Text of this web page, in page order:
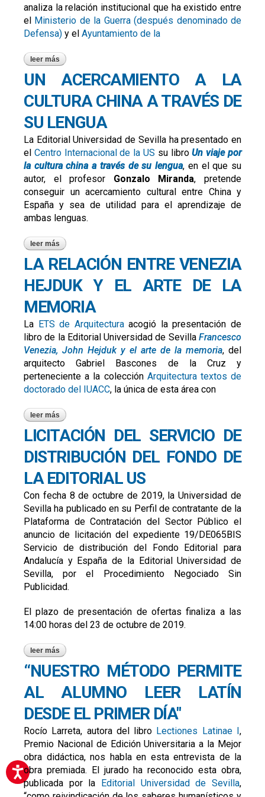
analiza la relación institucional que ha existido entre
el
Ministerio de la Guerra (después denominado de
Defensa) y el Ayuntamiento de la
leer más sobre presentado el libro 'sevilla, territorio militar (1848-
1992)'
UN ACERCAMIENTO A LA
CULTURA CHINA A TRAVÉS DE
SU LENGUA
La Editorial Universidad de Sevilla ha presentado en
el Centro Internacional de la US su libroUn viaje por
la cultura china a través de su lengua, en el que su
autor, el profesor Gonzalo Miranda, pretende
conseguir un acercamiento cultural entre China y
España y sea de utilidad para el aprendizaje de
ambas lenguas.
leer más sobre un acercamiento a la cultura china a través de su
lengua
LA RELACIÓN ENTRE VENEZIA
HEJDUK Y EL ARTE DE LA
MEMORIA
La ETS de Arquitecturaacogió la presentación de
libro de la Editorial Universidad de Sevilla Francesco
Venezia, John Hejduk y el arte de la memoria, del
arquitecto Gabriel Bascones de la Cruz y
perteneciente a la colección Arquitectura textos de
doctorado del IUACC, la única de esta área con
leer más sobre la relación entre venezia hejduk y el arte de la
memoria
LICITACIÓN DEL SERVICIO DE
DISTRIBUCIÓN DEL FONDO DE
LA EDITORIAL US
Con fecha 8 de octubre de 2019, la Universidad de
Sevilla ha publicado en su Perfil de contratante de la
Plataforma de Contratación del Sector Público el
anuncio de licitación del expediente 19/DE065BIS
Servicio de distribución del Fondo Editorial para
Andalucía y España de la Editorial Universidad de
Sevilla, por el Procedimiento Negociado Sin
Publicidad.
El plazo de presentación de ofertas finaliza a las
14:00 horas del 23 de octubre de 2019.
leer más sobre licitación del servicio de distribución del fondo de la
editorial us
“NUESTRO MÉTODO PERMITE
AL ALUMNO LEER LATÍN
DESDE EL PRIMER DÍA"
Rocío Larreta, autora del libro Lectiones Latinae I,
Premio Nacional de Edición Universitaria a la Mejor
obra didáctica, nos habla en esta entrevista de la
obra premiada. El jurado ha reconocido esta obra,
publicada por la
Editorial Universidad de Sevilla,